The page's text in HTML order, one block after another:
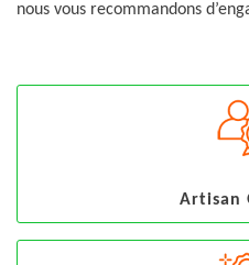
nous vous recommandons
Artisan